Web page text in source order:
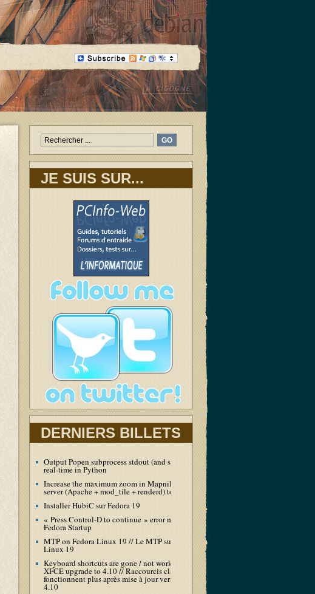
JE SUIS SUR...
DERNIERS BILLETS
Output Popen subprocess stdout (and stderr) in
real-time in Python
Increase the maximum zoom in Mapnik tiles
server (Apache + mod_tile + renderd) to 19
Installer HubiC sur Fedora 19
« Press Control-D to continue » error message at
Fedora Startup
MTP on Fedora Linux 19 // Le MTP sur Fedora
Linux 19
Keyboard shortcuts are gone / not working after
XFCE upgrade to 4.10 // Raccourcis claviers ne
fonctionnent plus après mise à jour vers XFCE
4.10